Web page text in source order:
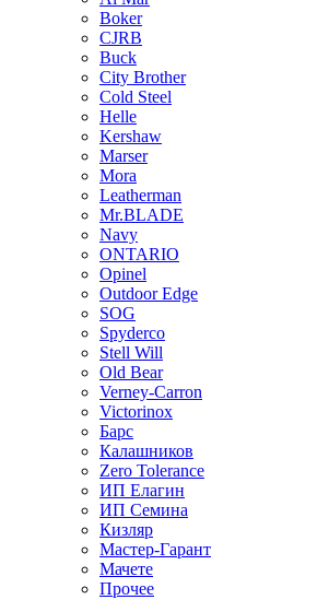
Boker
CJRB
Buck
City Brother
Cold Steel
Helle
Kershaw
Marser
Mora
Leatherman
Mr.BLADE
Navy
ONTARIO
Opinel
Outdoor Edge
SOG
Spyderco
Stell Will
Old Bear
Verney-Carron
Victorinox
Барс
Калашников
Zero Tolerance
ИП Елагин
ИП Семина
Кизляр
Мастер-Гарант
Мачете
Прочее